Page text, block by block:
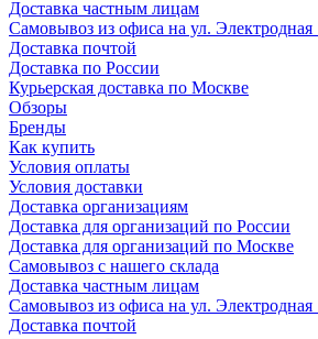
Доставка частным лицам
Самовывоз из офиса на ул. Электродная
Доставка почтой
Доставка по России
Курьерская доставка по Москве
Обзоры
Бренды
Как купить
Условия оплаты
Условия доставки
Доставка организациям
Доставка для организаций по России
Доставка для организаций по Москве
Самовывоз с нашего склада
Доставка частным лицам
Самовывоз из офиса на ул. Электродная
Доставка почтой